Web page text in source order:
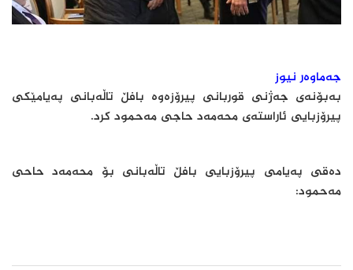
جەماوەر نیوز
به‌بۆنه‌ی جه‌ژنی قوربانی پیرۆزه‌وه‌ بافڵ تاڵه‌بانی په‌یامێكی
پیرۆزبایی ئاراسته‌ی محه‌مه‌د حاجی مه‌حمود كرد.
ده‌قی په‌یامی پیرۆزبایی بافڵ تاڵه‌بانی بۆ محه‌مه‌د حاحی
مه‌حمود: